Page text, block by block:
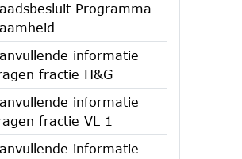
Programma
informatie
fractie H&G
informatie
fractie VL 1
informatie